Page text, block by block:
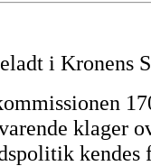
i Kronens
klager
kendes